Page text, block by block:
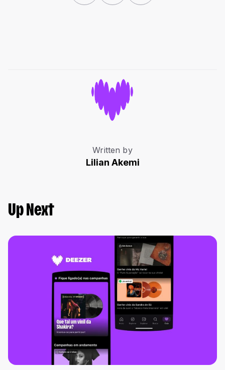
Written by
Lilian Akemi
Up Next